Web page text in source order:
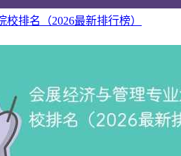
排名（2026最新排行榜）